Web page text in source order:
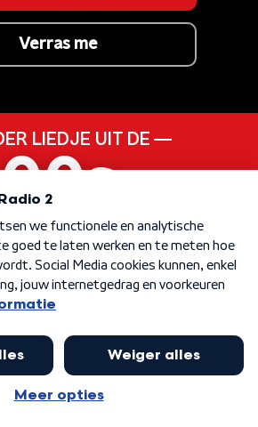
Verras me
LIEDJE UIT DE
00s
JE DEZE NOG
Out
Even care
JE DEZE NOG
Te Partiro